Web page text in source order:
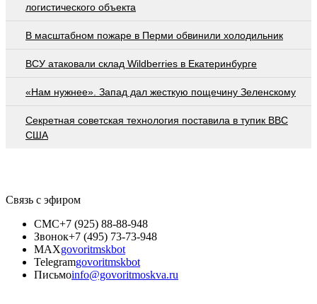
логистического объекта
В масштабном пожаре в Перми обвинили холодильник
ВСУ атаковали склад Wildberries в Екатеринбурге
«Нам нужнее». Запад дал жесткую пощечину Зеленскому
Секретная советская технология поставила в тупик ВВС
США
Связь с эфиром
СМС+7 (925) 88-88-948
Звонок+7 (495) 73-73-948
MAXgovoritmskbot
Telegramgovoritmskbot
Письмоinfo@govoritmoskva.ru